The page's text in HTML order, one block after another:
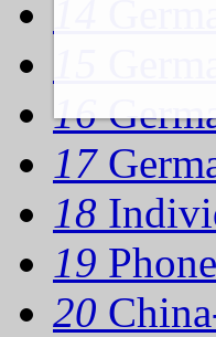
16
17
18
19
20